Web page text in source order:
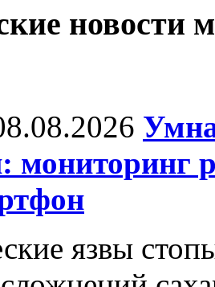
новости
мониторинг
язвы